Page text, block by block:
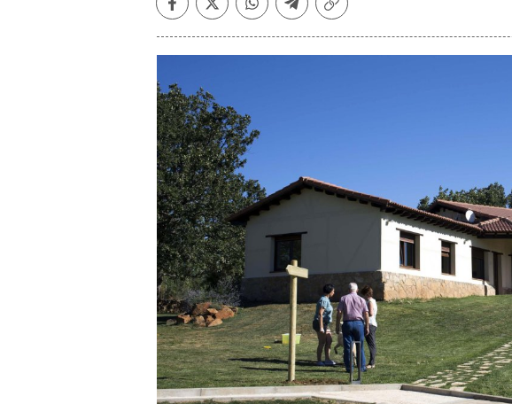
Facebook
TwitterWhatsapp
Telegram
Copiar